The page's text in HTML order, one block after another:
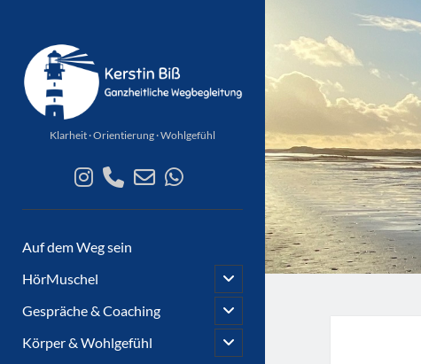
Räume
für
mehr
Klarheit · Orientierung · Wohlgefühl
instagram
phone
email-whatsapp
Auf dem Weg sein
HörMuschel
open
child
menu
Gespräche & Coaching
open
child
menu
Körper & Wohlgefühl
open
child